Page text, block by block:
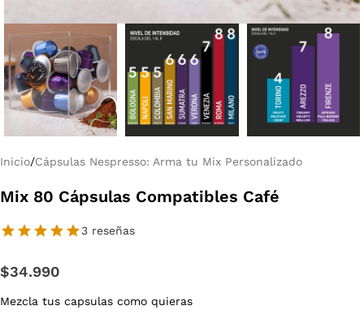
Inicio/Cápsulas Nespresso: Arma tu Mix Personalizado
Mix 80 Cápsulas Compatibles Café
3 reseñas
$34.990
Mezcla tus capsulas como quieras